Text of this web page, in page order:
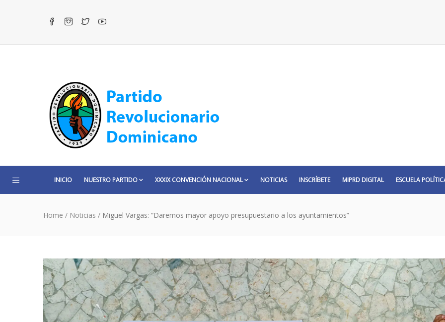
INICIO NUESTRO PARTIDO XXXIX CONVENCIÓN NACIONAL NOTICIAS INSCRÍBETE MIPRD DIGITAL ESCUELA
Home / Noticias / Miguel Vargas: “Daremos mayor apoyo presupuestario a los ayuntamientos”